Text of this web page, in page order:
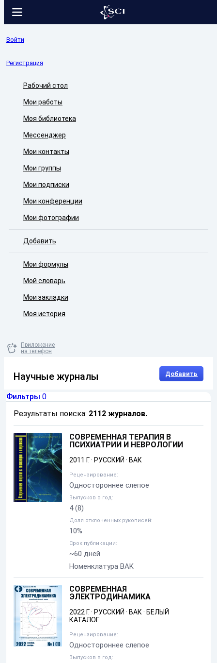
Войти
Регистрация
Рабочий стол
Мои работы
Моя библиотека
Мессенджер
Мои контакты
Мои группы
Мои подписки
Мои конференции
Мои фотографии
Добавить
Мои формулы
Мой словарь
Мои закладки
Моя история
Приложение
на телефон
Научные журналы Добавить
Фильтры 0
Результаты поиска: 2112 журналов.
СОВРЕМЕННАЯ ТЕРАПИЯ В
ПСИХИАТРИИ И НЕВРОЛОГИИ
2011 Г.· РУССКИЙ · ВАК
Рецензирование:
Одностороннее слепое
Выпусков в год:
4(8)
Доля отклоненных рукописей:
10%
Срок публикации:
~60 дней
Номенклатура BAK
СОВРЕМЕННАЯ
ЭЛЕКТРОДИНАМИКА
2022 Г.· РУССКИЙ · ВАК· БЕЛЫЙ
КАТАЛОГ
Рецензирование:
Одностороннее слепое
Выпусков в год: